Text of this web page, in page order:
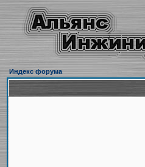
Индекс форума